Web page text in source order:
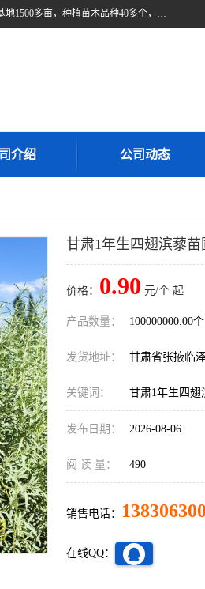
甘肃广恒源苗木农民合作社位于甘肃省临泽县，是一家从事苗木种植与销售的农民合作组织，合作社拥有苗木基地1500多亩，种植苗木品种40多个，年产各类苗木2000多万株。主营：白刺苗、红柳苗、梭梭苗等，我们以“种植一流的苗子，诚信经营”的经营理念，竭诚为每一位客户做优质的服务，欢迎来电咨询！
介绍 公司动态
甘肃1年生四翅滨藜苗
价格： 0.90 元/个 起
产品数量： 100000000.00个
发货地址： 甘肃省张掖临
关键词： 甘肃1年生四翅
发布日期： 2026-08-06
阅 读 量： 490
销售电话：
在线QQ：